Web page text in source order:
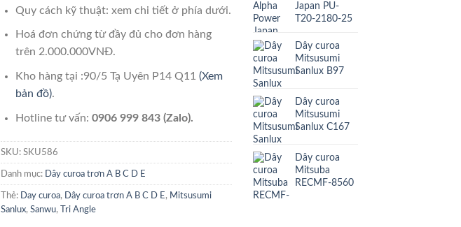
Quy cách kỹ thuật: xem chi tiết ở phía dưới.
Hoá đơn chứng từ đầy đủ cho đơn hàng
trên 2.000.000VNĐ.
Kho hàng tại :90/5 Tạ Uyên P14 Q11 (Xem
bản đồ).
Hotline tư vấn: 0906 999 843 (Zalo).
SKU: SKU586
Danh mục: Dây curoa trơn A B C D E
Thẻ: Day curoa, Dây curoa trơn A B C D E , Mitsusumi
Sanlux, Sanwu, Tri Angle
Japan PU-
T20-2180-25
Dây curoa
Mitsusumi
Sanlux B97
Dây curoa
Mitsusumi
Sanlux C167
Dây curoa
Mitsuba
RECMF-8560